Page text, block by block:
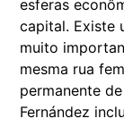
esferas
capital. Existe
muito
mesma rua
permanente
Fernández